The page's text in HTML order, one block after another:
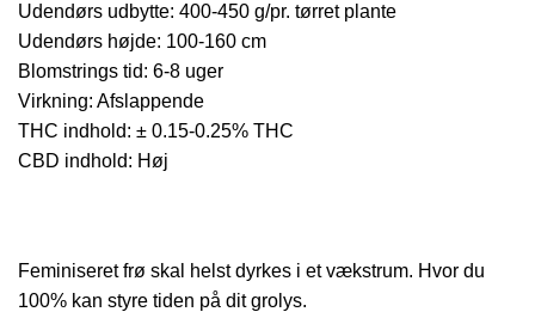
Udendørs udbytte: 400-450 g/pr. tørret plante
Udendørs højde: 100-160 cm
Blomstrings tid: 6-8 uger
Virkning: Afslappende
THC indhold: ± 0.15-0.25% THC
CBD indhold: Høj
Feminiseret frø skal helst dyrkes i et vækstrum. Hvor du
100% kan styre tiden på dit grolys.